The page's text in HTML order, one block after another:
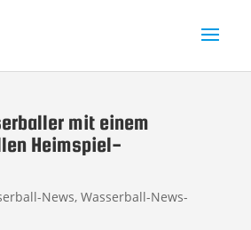
mit einem
Heimspiel-
News, Wasserball-News-